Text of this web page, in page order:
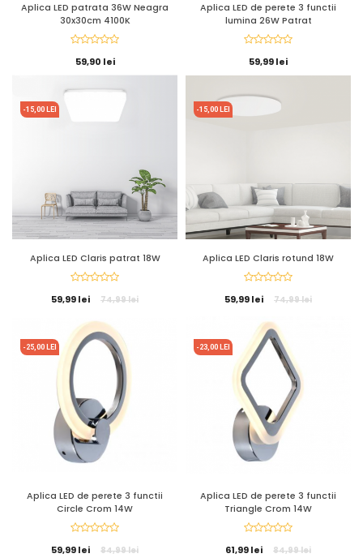
Aplica LED patrata 36W Neagra
30x30cm 4100K
59,90 lei
Aplica LED de perete 3 functii
lumina 26W Patrat
59,99 lei
-15,00 LEI
Aplica LED Claris patrat 18W
59,99 lei 74,99 lei
-15,00 LEI
Aplica LED Claris rotund 18W
59,99 lei 74,99 lei
-25,00 LEI
Aplica LED de perete 3 functii
Circle Crom 14W
59,99 lei 84,99 lei
-23,00 LEI
Aplica LED de perete 3 functii
Triangle Crom 14W
61,99 lei 84,99 lei